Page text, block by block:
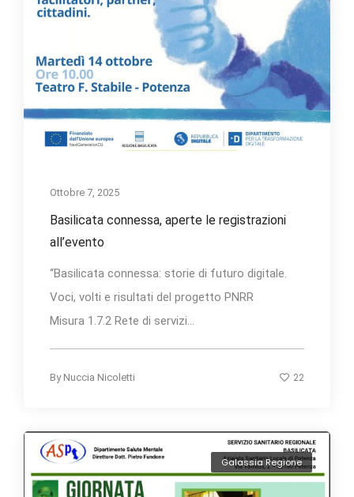
Ottobre 7, 2025
Basilicata connessa, aperte le registrazioni
all’evento
“Basilicata connessa: storie di futuro digitale.
Voci, volti e risultati del progetto PNRR
Misura 1.7.2 Rete di servizi...
By Nuccia Nicoletti 22
Galassia Regione